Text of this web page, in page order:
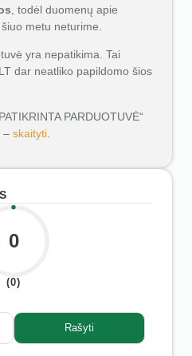
, todėl duomenų apie
metu neturime.
yra nepatikima. Tai
dar neatliko papildomo šios
PARDUOTUVĖ“
– skaityti
0
(0)
Rašyti